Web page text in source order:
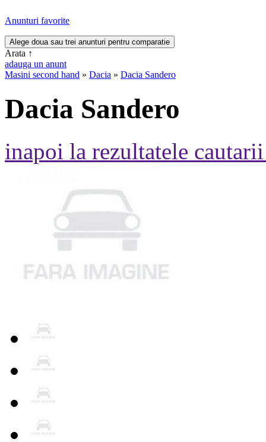
Anunturi favorite
Arata ↑
adauga un anunt
Masini second hand » Dacia » Dacia Sandero
Dacia Sandero
inapoi la rezultatele